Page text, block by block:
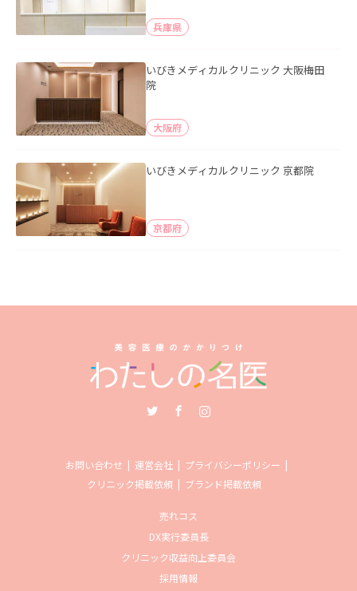
兵庫県
いびきメディカルクリニック 大阪梅田
院
大阪府
いびきメディカルクリニック 京都院
京都府
お問い合わせ 運営会社
プライバシーポリシー
クリニック掲載依頼
ブランド掲載依頼
売れコス
DX実行委員長
クリニック収益向上委員会
採用情報